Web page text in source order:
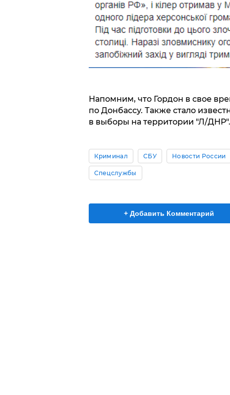
Напомним, что Гордон в свое
по Донбассу. Также стало
в выборы на территории "Л/ДНР".
Криминал СБУ Новости России
Спецслужбы
+ Добавить Комментарий